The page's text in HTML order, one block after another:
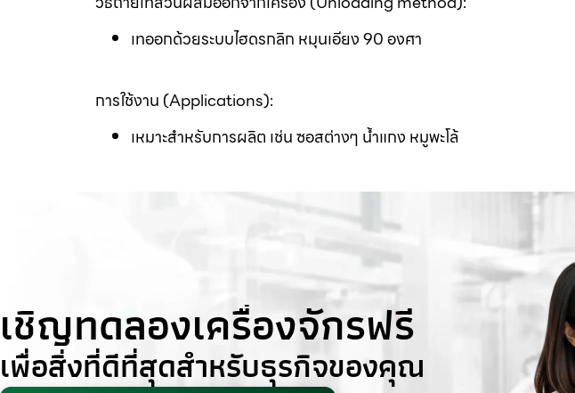
เทออกด้วยระบบไฮดรกลิก หมุนเอียง 90 องศา
การใช้งาน (Applications):
เหมาะสำหรับการผลิต เช่น ซอสต่างๆ น้ำแกง หมูพะโล้
เชิญทดลองเครื่องจักรฟรี
เพื่อสิ่งที่ดีที่สุดสำหรับธุรกิจของคุณ